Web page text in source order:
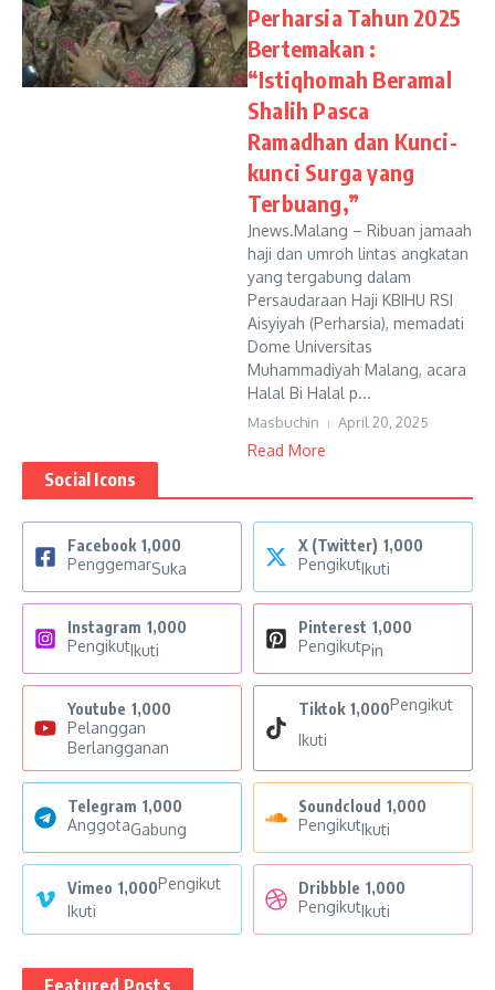
Perharsia Tahun 2025
Bertemakan :
“Istiqhomah Beramal
Shalih Pasca
Ramadhan dan Kunci-
kunci Surga yang
Terbuang,”
Jnews.Malang – Ribuan jamaah
haji dan umroh lintas angkatan
yang tergabung dalam
Persaudaraan Haji KBIHU RSI
Aisyiyah (Perharsia), memadati
Dome Universitas
Muhammadiyah Malang, acara
Halal Bi Halal p...
Masbuchin April 20, 2025
Read More
Social Icons
Facebook 1,000
PenggemarSuka
X (Twitter) 1,000
PengikutIkuti
Instagram 1,000
PengikutIkuti
Pinterest 1,000
PengikutPin
Youtube 1,000
Pelanggan
Berlangganan
Tiktok 1,000Pengikut
Ikuti
Telegram 1,000
AnggotaGabung
Soundcloud 1,000
PengikutIkuti
Vimeo 1,000Pengikut
Ikuti
Dribbble 1,000
PengikutIkuti
Featured Posts